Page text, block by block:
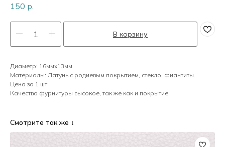
Жемчуг
150 р.
В корзину
Диаметр: 16ммх13мм
Материалы: Латунь с родиевым покрытием, стекло, фиантиты.
Цена за 1 шт.
Качество фурнитуры высокое, так же как и покрытие!
Смотрите так же ↓